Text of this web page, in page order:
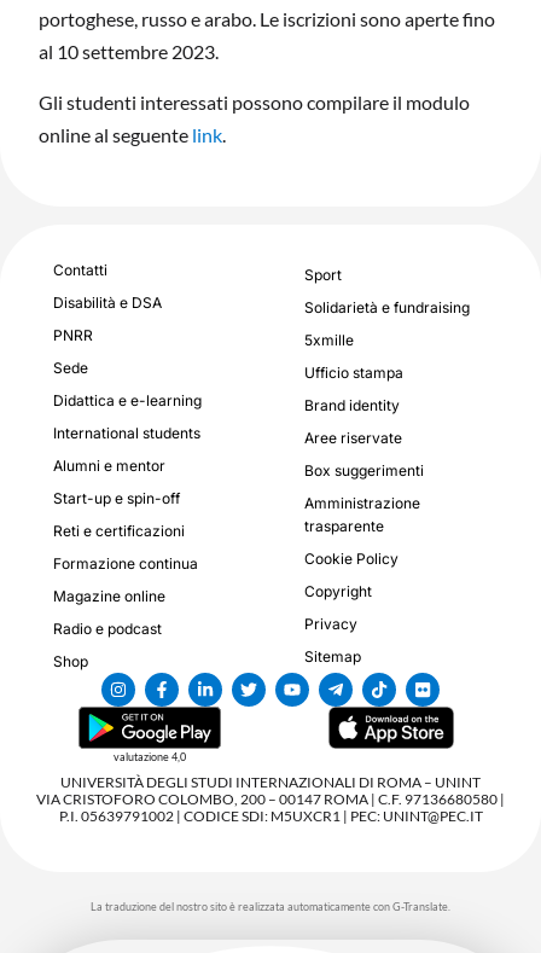
portoghese, russo e arabo. Le iscrizioni sono aperte fino
al 10 settembre 2023.
Gli studenti interessati possono compilare il modulo
online al seguente link
Contatti
Disabilità e DSA
PNRR
Sede
Didattica e e-learning
International students
Alumni e mentor
Start-up e spin-off
Reti e certificazioni
Formazione continua
Magazine online
Radio e podcast
Shop
Sport
Solidarietà e fundraising
5xmille
Ufficio stampa
Brand identity
Aree riservate
Box suggerimenti
Amministrazione
trasparente
Cookie Policy
Copyright
Privacy
Sitemap
valutazione 4,0
UNIVERSITÀ DEGLI STUDI INTERNAZIONALI DI ROMA – UNINT
VIA CRISTOFORO COLOMBO, 200 – 00147 ROMA | C.F. 97136680580 |
P.I. 05639791002 | CODICE SDI: M5UXCR1 | PEC: UNINT@PEC.IT
La traduzione del nostro sito è realizzata automaticamente con G-Translate.